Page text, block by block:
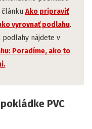
článku Ako pripraviť
vyrovnať podlahu.
podlahy nájdete v
Poradíme, ako to
PVC